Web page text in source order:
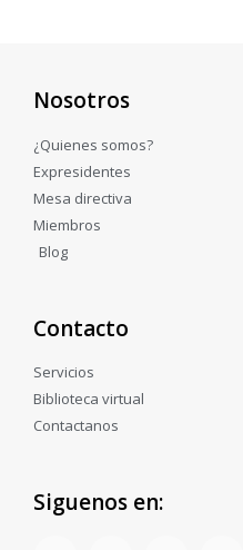
Nosotros
¿Quienes somos?
Expresidentes
Mesa directiva
Miembros
Blog
Contacto
Servicios
Biblioteca virtual
Contactanos
Siguenos en: